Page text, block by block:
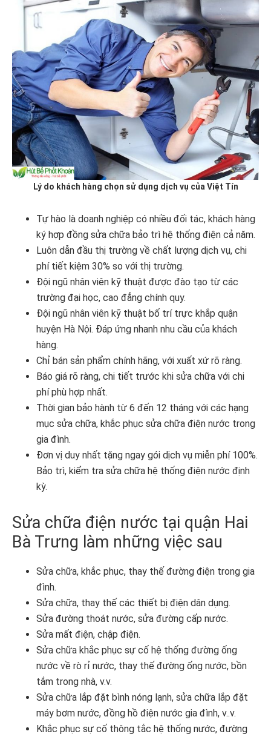
Lý do khách hàng chọn sử dụng dịch vụ của Việt Tín
Tự hào là doanh nghiệp có nhiều đối tác, khách hàng
ký hợp đồng sửa chữa bảo trì hệ thống điện cả năm.
Luôn dẫn đầu thị trường về chất lượng dịch vụ, chi
phí tiết kiệm 30% so với thị trường.
Đội ngũ nhân viên kỹ thuật được đào tạo từ các
trường đại học, cao đẳng chính quy.
Đội ngũ nhân viên kỹ thuật bố trí trực khắp quận
huyện Hà Nội. Đáp ứng nhanh nhu cầu của khách
hàng.
Chỉ bán sản phẩm chính hãng, với xuất xứ rõ ràng.
Báo giá rõ ràng, chi tiết trước khi sửa chữa với chi
phí phù hợp nhất.
Thời gian bảo hành từ 6 đến 12 tháng với các hạng
mục sửa chữa, khắc phục sửa chữa điện nước trong
gia đình.
Đơn vị duy nhất tặng ngay gói dịch vụ miễn phí 100%.
Bảo trì, kiểm tra sửa chữa hệ thống điện nước định
kỳ.
Sửa chữa điện nước tại quận Hai
Bà Trưng làm những việc sau
Sửa chữa, khắc phục, thay thế đường điện trong gia
đình.
Sửa chữa, thay thế các thiết bị điện dân dụng.
Sửa đường thoát nước, sửa đường cấp nước.
Sửa mất điện, chập điện.
Sửa chữa khắc phục sự cố hệ thống đường ống
nước về rò rỉ nước, thay thế đường ống nước, bồn
tắm trong nhà, v.v.
Sửa chữa lắp đặt bình nóng lạnh, sửa chữa lắp đặt
máy bơm nước, đồng hồ điện nước gia đình, v..v.
Khắc phục sự cố thông tắc hệ thống nước, đường